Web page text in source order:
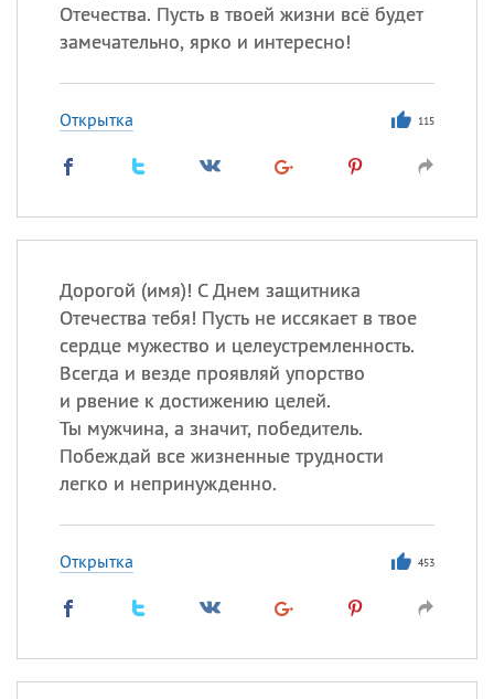
Отечества. Пусть в твоей жизни всё будет
замечательно, ярко и интересно!
Открытка 115
Дорогой (имя)! С Днем защитника
Отечества тебя! Пусть не иссякает в твое
сердце мужество и целеустремленность.
Всегда и везде проявляй упорство
и рвение к достижению целей.
Ты мужчина, а значит, победитель.
Побеждай все жизненные трудности
легко и непринужденно.
Открытка 453
Анна
и